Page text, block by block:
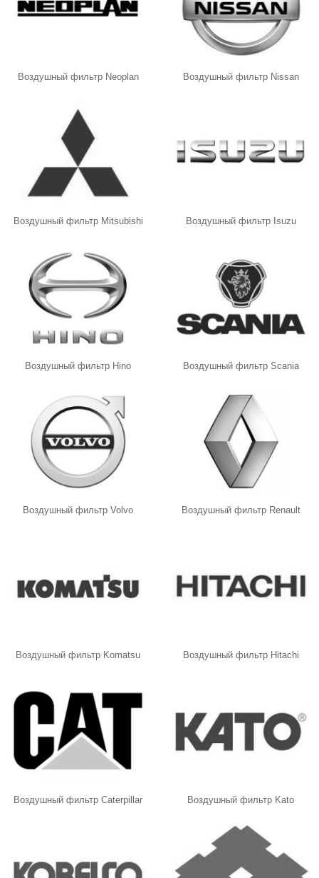
Воздушный фильтр Neoplan Воздушный фильтр Nissan
Воздушный фильтр Mitsubishi Воздушный фильтр Isuzu
Воздушный фильтр Hino Воздушный фильтр Scania
Воздушный фильтр Volvo Воздушный фильтр Renault
Воздушный фильтр Komatsu Воздушный фильтр Hitachi
Воздушный фильтр Caterpillar Воздушный фильтр Kato